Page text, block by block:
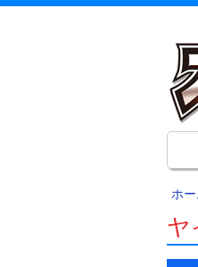
ホ
ヤ